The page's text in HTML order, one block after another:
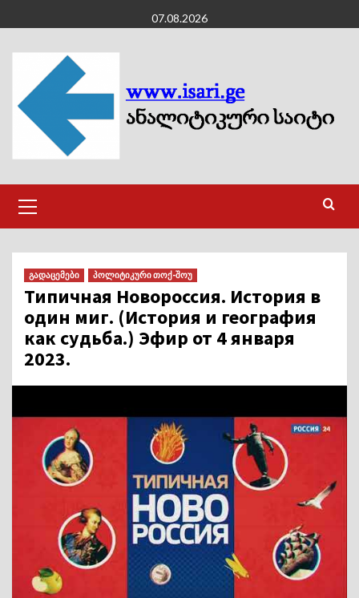
to
content
07.08.2026
Menu
გადაცემები პოლიტიკური თოქ-შოუ
Типичная Новороссия. История в
один миг. (История и география
как судьба.) Эфир от 4 января
2023.